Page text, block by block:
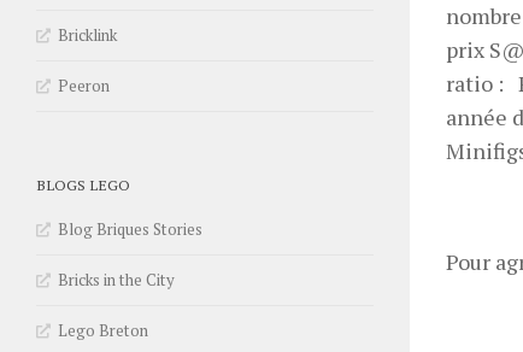
prix
ratio :
année
Pour
Bricklink
Peeron
BLOGS LEGO
Blog Briques Stories
Bricks in the City
Lego Breton